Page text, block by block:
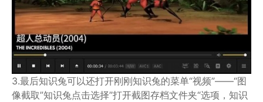
3.最后知识兔可以还打开刚刚知识兔的菜单“视频”——“图
像截取”知识兔点击选择”打开截图存档文件夹“选项，知识